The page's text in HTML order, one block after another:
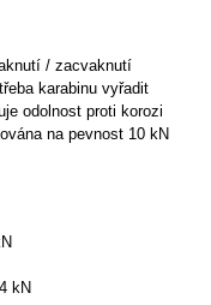
/ zacvaknutí
karabinu vyřadit
odolnost proti korozi
na pevnost 10 kN
kN